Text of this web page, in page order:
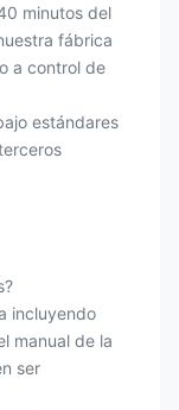
minutos del
fábrica
a control de
estándares
incluyendo
manual de la
ser